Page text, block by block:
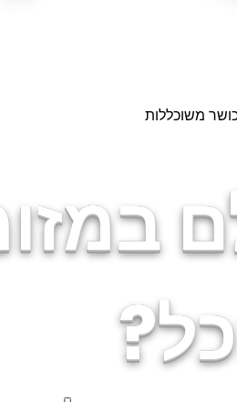
Quick View
כושר משוכללות